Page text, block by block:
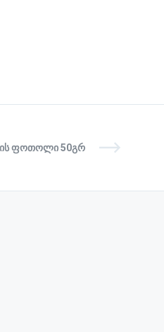
ᲤᲝᲗᲝᲚᲘ 50ᲒᲠ